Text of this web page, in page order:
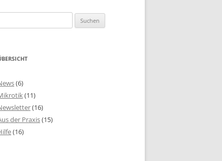
(6)
(11)
(16)
der Praxis(15)
(16)